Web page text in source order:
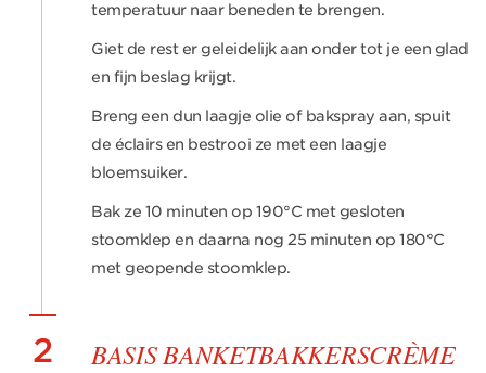
temperatuur naar beneden te brengen.
Giet de rest er geleidelijk aan onder tot je een glad
en fijn beslag krijgt.
Breng een dun laagje olie of bakspray aan, spuit
de éclairs en bestrooi ze met een laagje
bloemsuiker.
Bak ze 10 minuten op 190°C met gesloten
stoomklep en daarna nog 25 minuten op 180°C
met geopende stoomklep.
2 BASIS BANKETBAKKERSCRÈME